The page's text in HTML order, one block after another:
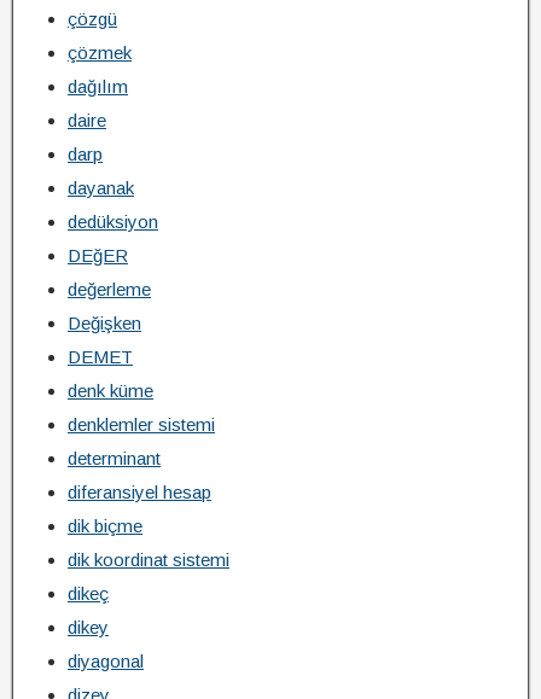
çözgü
çözmek
dağılım
daire
darp
dayanak
dedüksiyon
DEğER
değerleme
Değişken
DEMET
denk küme
denklemler sistemi
determinant
diferansiyel hesap
dik biçme
dik koordinat sistemi
dikeç
dikey
diyagonal
dizey